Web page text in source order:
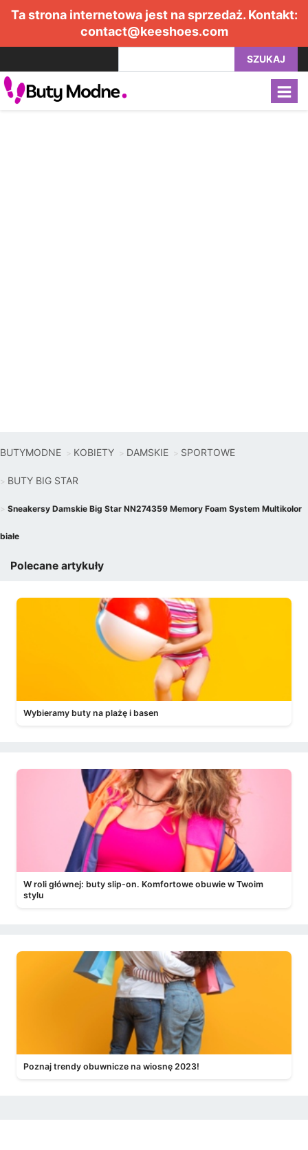
Ta strona internetowa jest na sprzedaż. Kontakt:
contact@keeshoes.com
SZUKAJ
BUTYMODNE KOBIETY DAMSKIE SPORTOWE
BUTY BIG STAR
Sneakersy Damskie Big Star NN274359 Memory Foam System Multikolor
białe
Polecane artykuły
Wybieramy buty na plażę i basen
W roli głównej: buty slip-on. Komfortowe obuwie w Twoim
stylu
Poznaj trendy obuwnicze na wiosnę 2023!